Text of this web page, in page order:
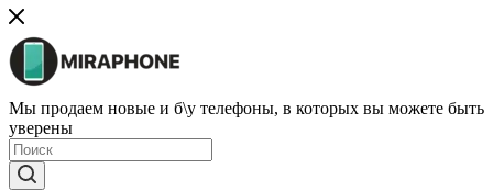
Мы продаем новые и б\у телефоны, в которых вы можете быть
уверены